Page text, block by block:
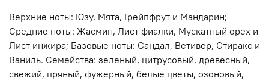
Верхние ноты: Юзу, Мята, Грейпфрут и Мандарин;
Средние ноты: Жасмин, Лист фиалки, Мускатный орех и
Лист инжира; Базовые ноты: Сандал, Ветивер, Стиракс и
Ваниль. Семейства: зеленый, цитрусовый, древесный,
свежий, пряный, фужерный, белые цветы, озоновый,